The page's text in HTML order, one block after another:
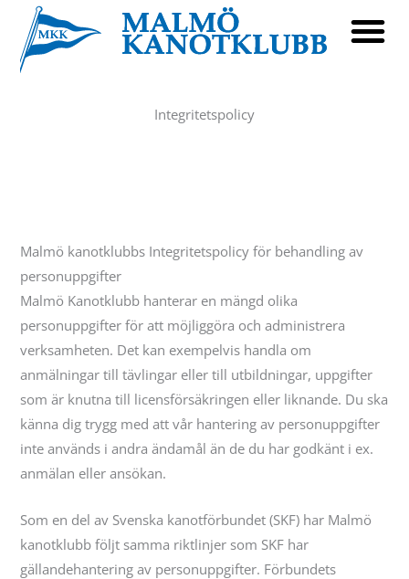
Hoppa
innehåll
Integritetspolicy
Malmö kanotklubbs Integritetspolicy för behandling av
personuppgifter
Malmö Kanotklubb hanterar en mängd olika
personuppgifter för att möjliggöra och administrera
verksamheten. Det kan exempelvis handla om
anmälningar till tävlingar eller till utbildningar, uppgifter
som är knutna till licensförsäkringen eller liknande. Du ska
känna dig trygg med att vår hantering av personuppgifter
inte används i andra ändamål än de du har godkänt i ex.
anmälan eller ansökan.
Som en del av Svenska kanotförbundet (SKF) har Malmö
kanotklubb följt samma riktlinjer som SKF har
gällandehantering av personuppgifter. Förbundets